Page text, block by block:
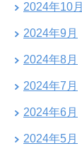
2024年10月
2024年9月
2024年8月
2024年7月
2024年6月
2024年5月